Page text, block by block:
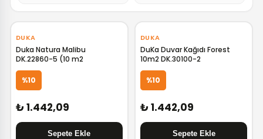
DUKA
Duka Natura Malibu
DK.22860-5 (10 m2
%10
₺ 1.442,09
DUKA
DuKa Duvar Kağıdı Forest
10m2 DK.30100-2
%10
₺ 1.442,09